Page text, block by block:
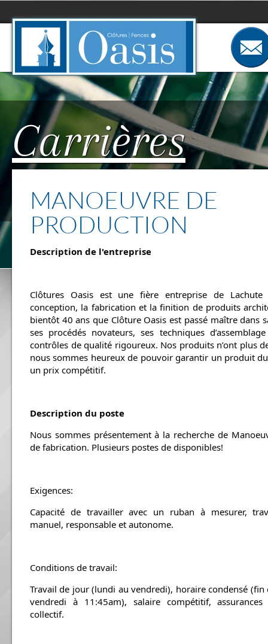
Carrières
MANOEUVRE DE
PRODUCTION
Description de l'entreprise
Clôtures Oasis est une fière entreprise de Lachute
conception, la fabrication et la finition de produits
bientôt 40 ans que Clôture Oasis est passé maître dans
ses procédés novateurs, ses techniques
contrôles de qualité rigoureux. Nos produits n’ont plus
nous sommes heureux de pouvoir garantir un produit
un prix compétitif.
Description du poste
Nous sommes présentement à la recherche de
de fabrication. Plusieurs postes de disponibles!
Exigences:
Capacité de travailler avec un ruban à mesurer,
manuel, responsable et autonome.
Conditions de travail:
Travail de jour (lundi au vendredi), horaire condensé
vendredi à 11:45am), salaire compétitif, assurances
collectif.